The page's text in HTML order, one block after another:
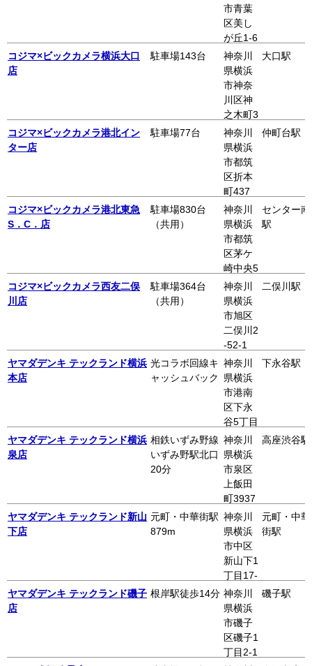
市青葉
区美し
が丘1-6
-1 イト
ーヨー
カドー
たまプ
ラーザ
店3F
コジマ×ビックカメラ横浜大口
店
駐車場143台
神奈川
県横浜
市神奈
川区神
之木町3
-3
大口駅
コジマ×ビックカメラ港北イン
ター店
駐車場77台
神奈川
県横浜
市都筑
区折本
町437
仲町台駅
コジマ×ビックカメラ港北東急
S．C．店
駐車場830台
（共用）
神奈川
県横浜
市都筑
区茅ケ
崎中央5
-1 港北
東急
S．C．
内B館2
F
センター南
駅
コジマ×ビックカメラ西友二俣
川店
駐車場364台
（共用）
神奈川
県横浜
市旭区
二俣川2
-52-1
西友二
俣川店2
F
二俣川駅
ヤマダデンキ テックランド横浜
本店
光コラボ回線キ
ャッシュバック
神奈川
県横浜
市港南
区下永
谷5丁目
2-1
下永谷駅
ヤマダデンキ テックランド横浜
泉店
相鉄いずみ野線
いずみ野駅北口
20分
神奈川
県横浜
市泉区
上飯田
町3937
高座渋谷駅
ヤマダデンキ テックランド新山
下店
元町・中華街駅
879m
神奈川
県横浜
市中区
新山下1
丁目17-
39
元町・中華
街駅
ヤマダデンキ テックランド磯子
店
根岸駅徒歩14分 神奈川
県横浜
市磯子
区磯子1
丁目2-1
磯子駅